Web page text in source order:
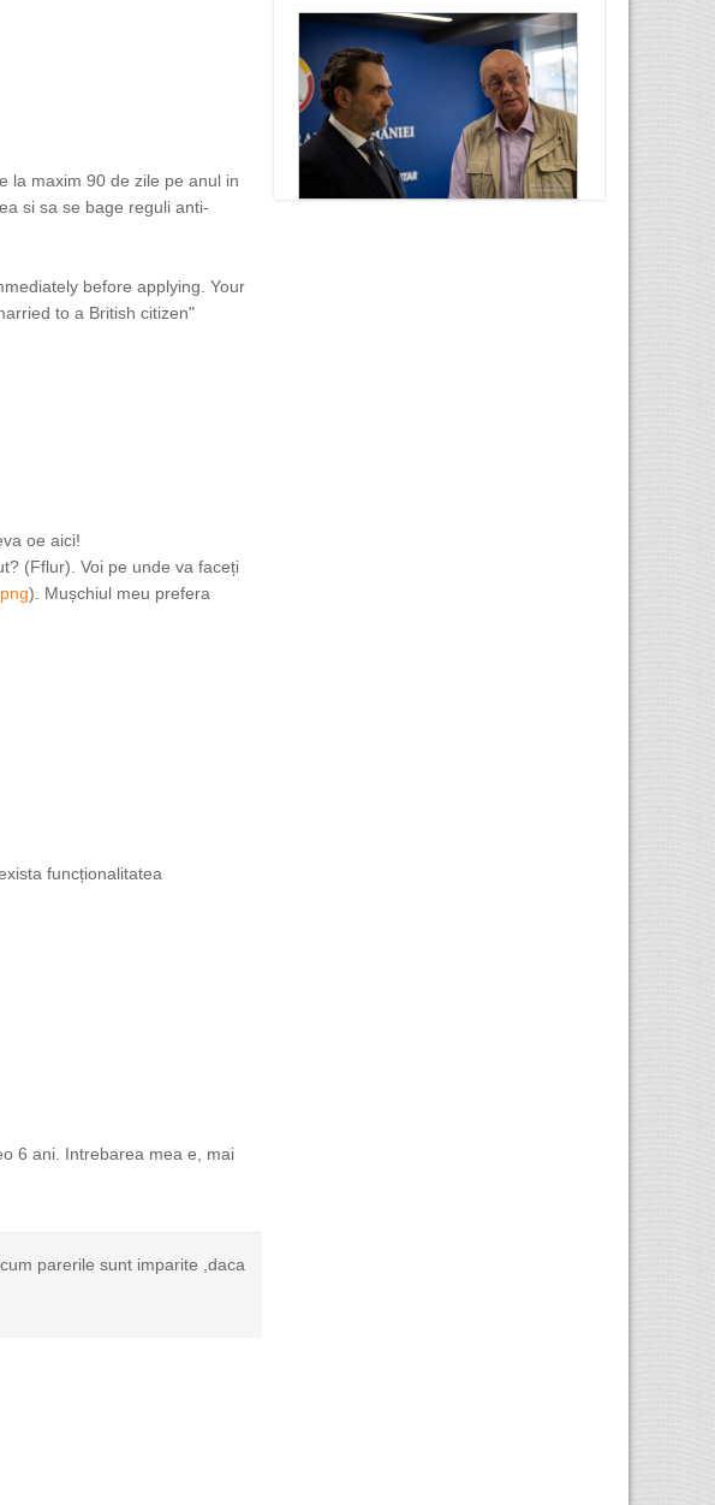
la maxim 90 de zile pe anul in
si sa se bage reguli anti-
before applying. Your
to a British citizen"
oe aici!
(Fflur). Voi pe unde va faceți
). Mușchiul meu prefera
funcționalitatea
6 ani. Intrebarea mea e, mai
parerile sunt imparite ,daca